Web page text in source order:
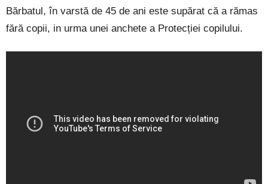
Bărbatul, în varstă de 45 de ani este supărat că a rămas
fără copii, in urma unei anchete a Protecției copilului.